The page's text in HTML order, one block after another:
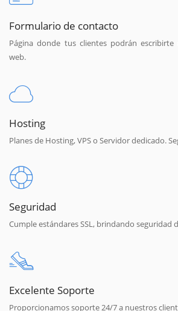
Formulario de contacto
Página donde tus clientes podrán
web.
Hosting
Planes de Hosting, VPS o Servidor dedicado.
Seguridad
Cumple estándares SSL, brindando seguridad
Excelente Soporte
Proporcionamos soporte 24/7 a nuestros